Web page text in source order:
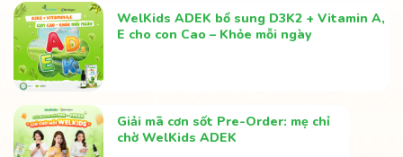
E cho con Cao – Khỏe mỗi ngày
chờ WelKids ADEK